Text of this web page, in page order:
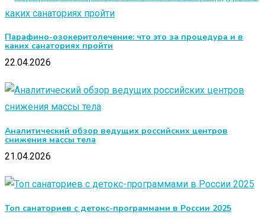
Парафино-озокеритолечение: что это за процедура и в
каких санаториях пройти
22.04.2026
Аналитический обзор ведущих российских центров
снижения массы тела
21.04.2026
Топ санаториев с детокс-программами в России 2025